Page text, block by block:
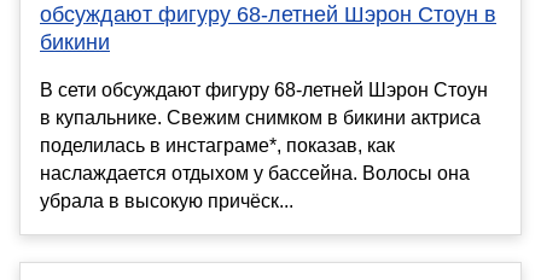
обсуждают фигуру 68-летней Шэрон Стоун в
бикини
В сети обсуждают фигуру 68-летней Шэрон Стоун
в купальнике. Свежим снимком в бикини актриса
поделилась в инстаграме*, показав, как
наслаждается отдыхом у бассейна. Волосы она
убрала в высокую причёск...